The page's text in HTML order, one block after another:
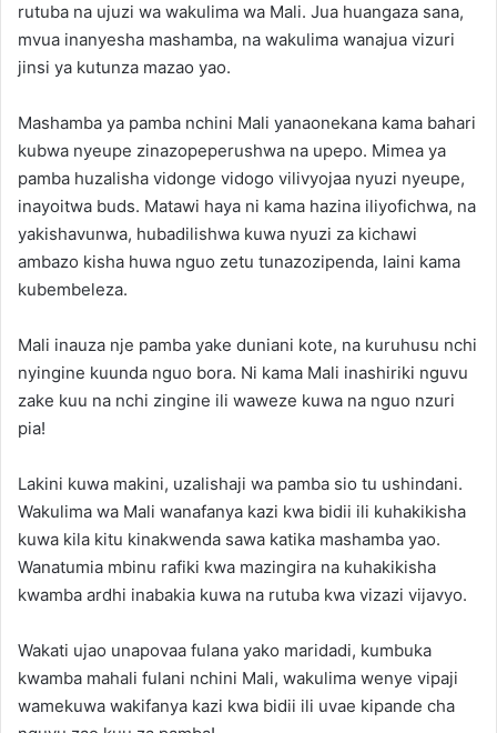
rutuba na ujuzi wa wakulima wa Mali. Jua huangaza sana,
mvua inanyesha mashamba, na wakulima wanajua vizuri
jinsi ya kutunza mazao yao.
Mashamba ya pamba nchini Mali yanaonekana kama bahari
kubwa nyeupe zinazopeperushwa na upepo. Mimea ya
pamba huzalisha vidonge vidogo vilivyojaa nyuzi nyeupe,
inayoitwa buds. Matawi haya ni kama hazina iliyofichwa, na
yakishavunwa, hubadilishwa kuwa nyuzi za kichawi
ambazo kisha huwa nguo zetu tunazozipenda, laini kama
kubembeleza.
Mali inauza nje pamba yake duniani kote, na kuruhusu nchi
nyingine kuunda nguo bora. Ni kama Mali inashiriki nguvu
zake kuu na nchi zingine ili waweze kuwa na nguo nzuri
pia!
Lakini kuwa makini, uzalishaji wa pamba sio tu ushindani.
Wakulima wa Mali wanafanya kazi kwa bidii ili kuhakikisha
kuwa kila kitu kinakwenda sawa katika mashamba yao.
Wanatumia mbinu rafiki kwa mazingira na kuhakikisha
kwamba ardhi inabakia kuwa na rutuba kwa vizazi vijavyo.
Wakati ujao unapovaa fulana yako maridadi, kumbuka
kwamba mahali fulani nchini Mali, wakulima wenye vipaji
wamekuwa wakifanya kazi kwa bidii ili uvae kipande cha